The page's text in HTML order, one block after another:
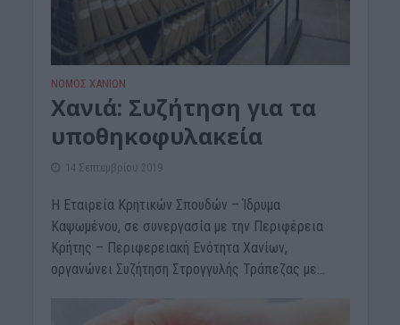
ΝΟΜΌΣ ΧΑΝΊΩΝ
Xανιά: Συζήτηση για τα
υποθηκοφυλακεία
14 Σεπτεμβρίου 2019
Η Εταιρεία Κρητικών Σπουδών – Ίδρυμα
Καψωμένου, σε συνεργασία με την Περιφέρεια
Κρήτης – Περιφερειακή Ενότητα Χανίων,
οργανώνει Συζήτηση Στρογγυλής Τράπεζας με...